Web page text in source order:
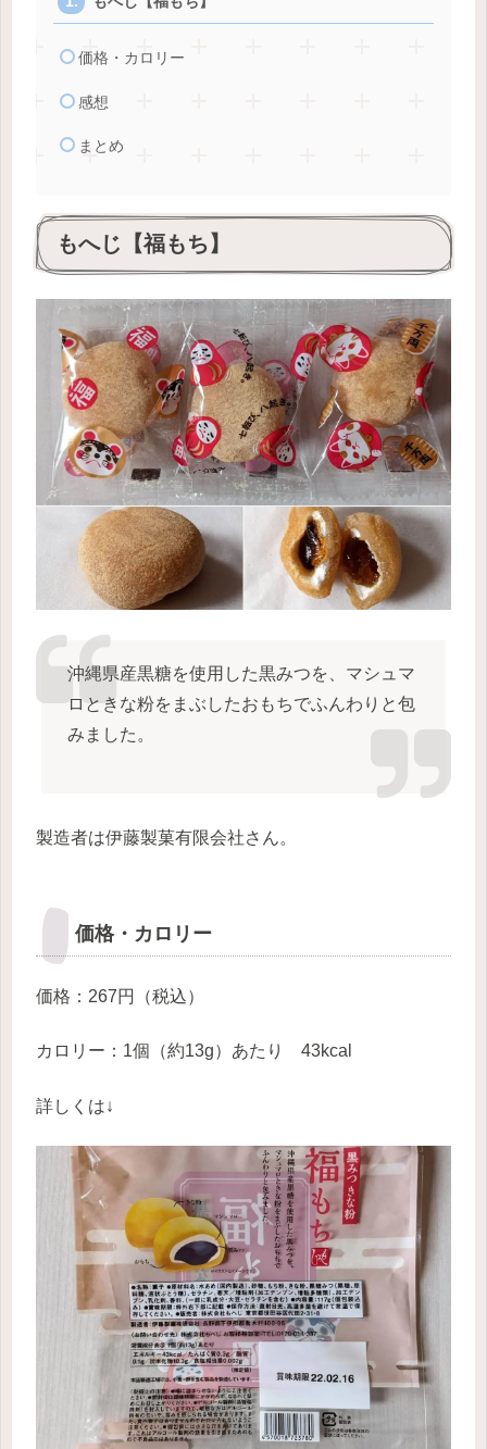
価格・カロリー
感想
まとめ
もへじ【福もち】
沖縄県産黒糖を使用した黒みつを、マシュマ
ロときな粉をまぶしたおもちでふんわりと包
みました。
製造者は伊藤製菓有限会社さん。
価格・カロリー
価格：267円（税込）
カロリー：1個（約13g）あたり 43kcal
詳しくは↓